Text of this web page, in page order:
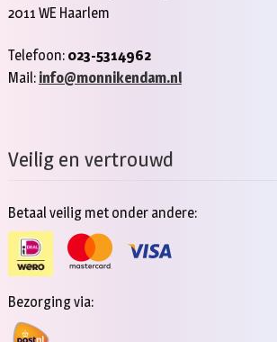
2011 WE Haarlem
Telefoon: 023-5314962
Mail: info@monnikendam.nl
Veilig en vertrouwd
Betaal veilig met onder andere:
Bezorging via: